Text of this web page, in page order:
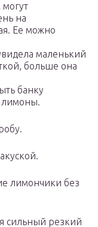
на
Ее можно
маленький
больше она
банку
лимоны.
лимончики без
сильный резкий